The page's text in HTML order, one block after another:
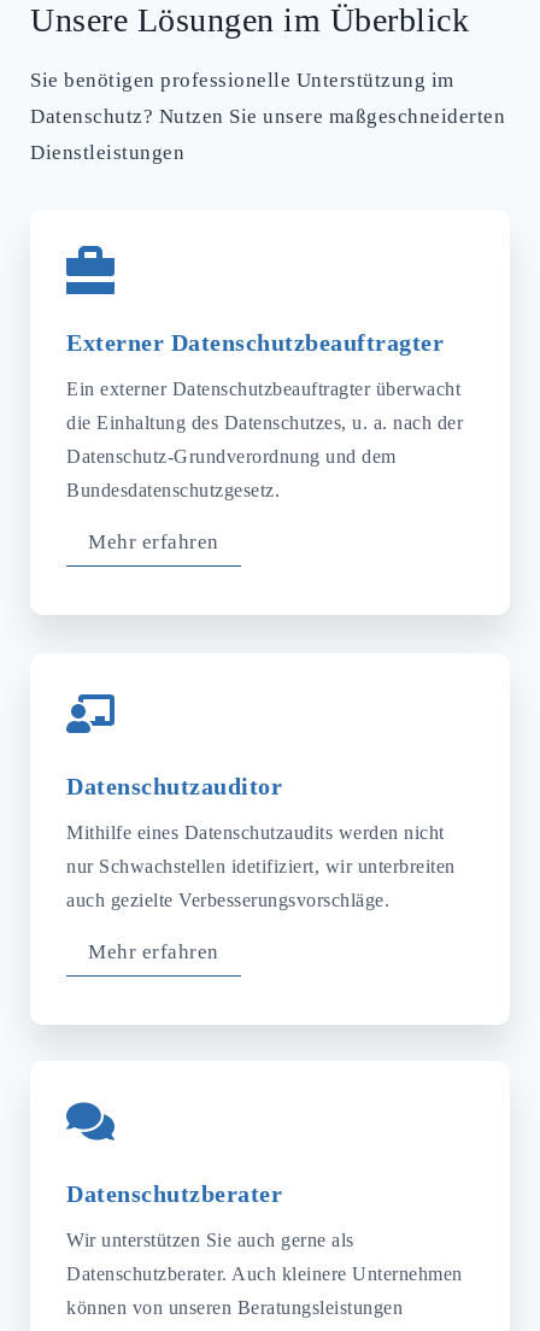
Unsere Lösungen im Überblick
Sie benötigen professionelle Unterstützung im
Datenschutz? Nutzen Sie unsere maßgeschneiderten
Dienstleistungen
Externer Datenschutzbeauftragter
Ein externer Datenschutzbeauftragter überwacht
die Einhaltung des Datenschutzes, u. a. nach der
Datenschutz-Grundverordnung und dem
Bundesdatenschutzgesetz.
Mehr erfahren
Datenschutzauditor
Mithilfe eines Datenschutzaudits werden nicht
nur Schwachstellen idetifiziert, wir unterbreiten
auch gezielte Verbesserungsvorschläge.
Mehr erfahren
Datenschutzberater
Wir unterstützen Sie auch gerne als
Datenschutzberater. Auch kleinere Unternehmen
können von unseren Beratungsleistungen